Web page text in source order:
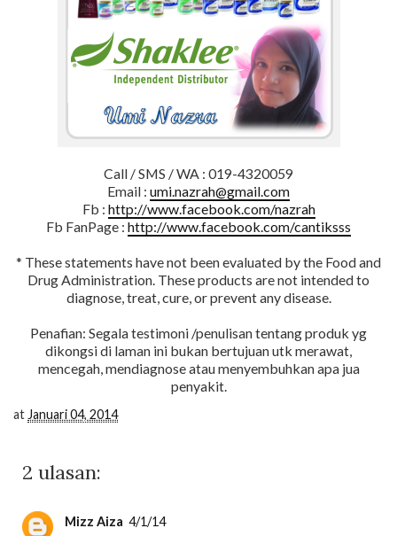
Call / SMS / WA : 019-4320059
Email : umi.nazrah@gmail.com
Fb : http://www.facebook.com/nazrah
Fb FanPage : http://www.facebook.com/cantiksss
* These statements have not been evaluated by the Food and
Drug Administration. These products are not intended to
diagnose, treat, cure, or prevent any disease.
Penafian: Segala testimoni /penulisan tentang produk yg
dikongsi di laman ini bukan bertujuan utk merawat,
mencegah, mendiagnose atau menyembuhkan apa jua
penyakit.
at Januari 04, 2014
2 ulasan:
Mizz Aiza 4/1/14